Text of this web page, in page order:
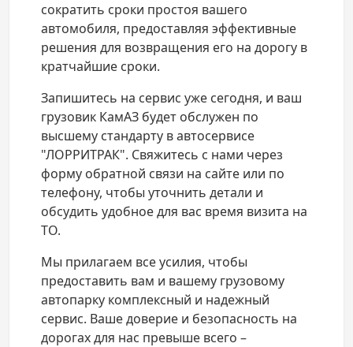
сократить сроки простоя вашего
автомобиля, предоставляя эффективные
решения для возвращения его на дорогу в
кратчайшие сроки.
Запишитесь на сервис уже сегодня, и ваш
грузовик КамАЗ будет обслужен по
высшему стандарту в автосервисе
"ЛОРРИТРАК". Свяжитесь с нами через
форму обратной связи на сайте или по
телефону, чтобы уточнить детали и
обсудить удобное для вас время визита на
ТО.
Мы прилагаем все усилия, чтобы
предоставить вам и вашему грузовому
автопарку комплексный и надежный
сервис. Ваше доверие и безопасность на
дорогах для нас превыше всего –